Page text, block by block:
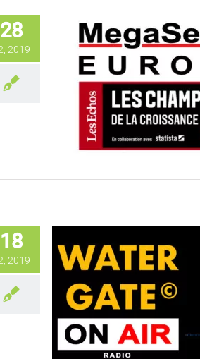
28
2019
18
2019